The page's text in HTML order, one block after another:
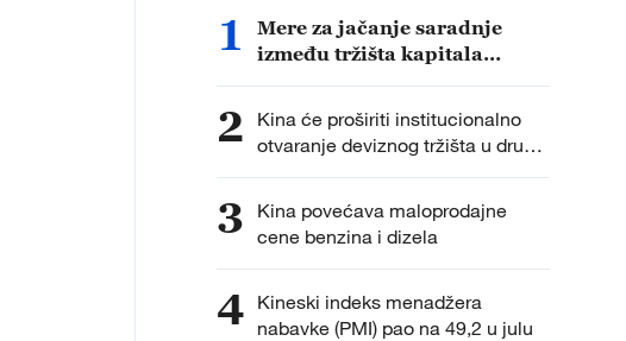
1
Mere za jačanje saradnje
između tržišta kapitala
2
Kina će proširiti institucionalno
otvaranje deviznog tržišta u drugoj
polovini godine
3
Kina povećava maloprodajne
cene benzina i dizela
4 Kineski indeks menadžera
nabavke (PMI) pao na 49,2 u julu